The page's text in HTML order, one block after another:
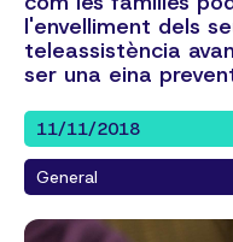
l'envelliment dels
teleassistència
ser una eina
11/11/2018
General